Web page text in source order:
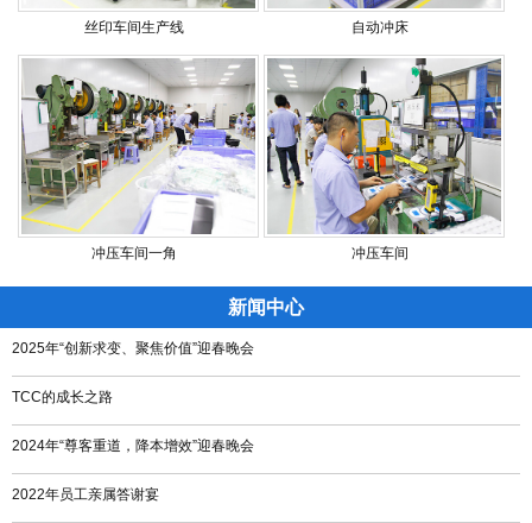
丝印车间生产线 自动冲床
冲压车间一角 冲压车间
新闻中心
2025年“创新求变、聚焦价值”迎春晚会
TCC的成长之路
2024年“尊客重道，降本增效”迎春晚会
2022年员工亲属答谢宴